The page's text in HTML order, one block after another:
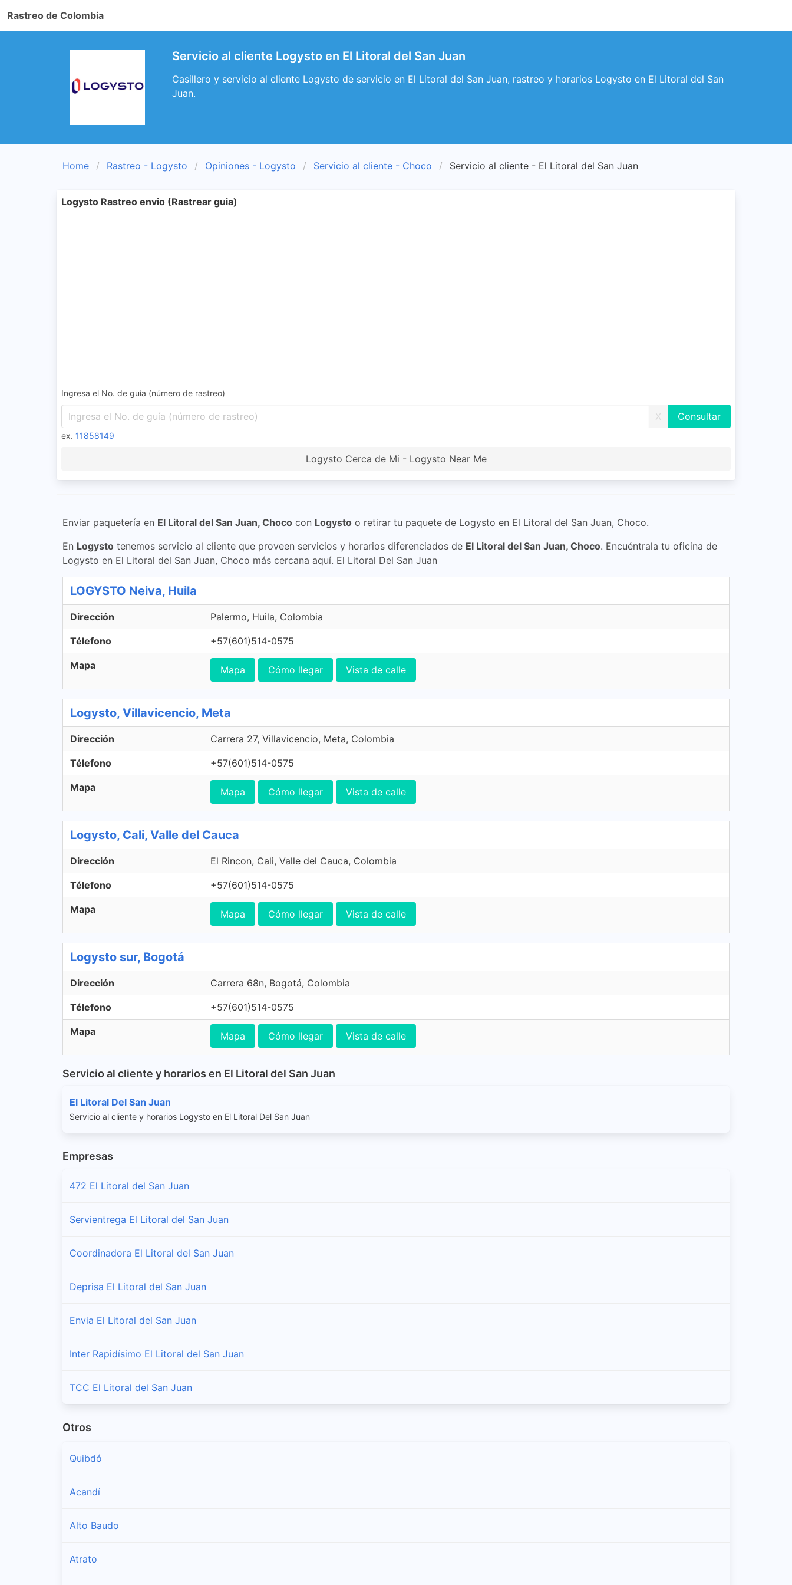
Rastreo de Colombia
Servicio al cliente Logysto en El Litoral del San Juan
Casillero y servicio al cliente Logysto de servicio en El Litoral del San Juan, rastreo y horarios Logysto en El Litoral del San
Juan.
Home Rastreo - Logysto Opiniones - Logysto Servicio al cliente - Choco Servicio al cliente - El Litoral del San Juan
Logysto Rastreo envio (Rastrear guia)
Ingresa el No. de guía (número de rastreo)
X
ex. 11858149
Logysto Cerca de Mi - Logysto Near Me
Enviar paquetería en El Litoral del San Juan, Choco con Logysto o retirar tu paquete de Logysto en El Litoral del San Juan, Choco.
En Logysto tenemos servicio al cliente que proveen servicios y horarios diferenciados de El Litoral del San Juan, Choco. Encuéntrala tu oficina de
Logysto en El Litoral del San Juan, Choco más cercana aquí. El Litoral Del San Juan
LOGYSTO Neiva, Huila
Dirección Palermo, Huila, Colombia
Télefono +57(601)514-0575
Mapa Mapa Cómo llegar Vista de calle
Logysto, Villavicencio, Meta
Dirección Carrera 27, Villavicencio, Meta, Colombia
Télefono +57(601)514-0575
Mapa Mapa Cómo llegar Vista de calle
Logysto, Cali, Valle del Cauca
Dirección El Rincon, Cali, Valle del Cauca, Colombia
Télefono +57(601)514-0575
Mapa Mapa Cómo llegar Vista de calle
Logysto sur, Bogotá
Dirección Carrera 68n, Bogotá, Colombia
Télefono +57(601)514-0575
Mapa Mapa Cómo llegar Vista de calle
Servicio al cliente y horarios en El Litoral del San Juan
El Litoral Del San Juan
Servicio al cliente y horarios Logysto en El Litoral Del San Juan
Empresas
472 El Litoral del San Juan
Servientrega El Litoral del San Juan
Coordinadora El Litoral del San Juan
Deprisa El Litoral del San Juan
Envia El Litoral del San Juan
Inter Rapidísimo El Litoral del San Juan
TCC El Litoral del San Juan
Otros
Quibdó
Acandí
Alto Baudo
Atrato